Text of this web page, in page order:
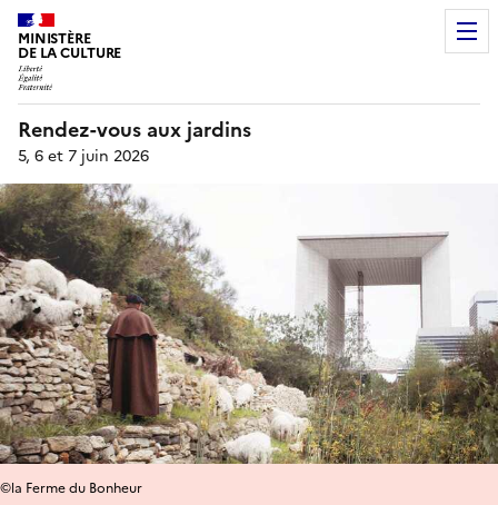
MINISTÈRE
DE LA CULTURE
Rendez-vous aux jardins
5, 6 et 7 juin 2026
©la Ferme du Bonheur